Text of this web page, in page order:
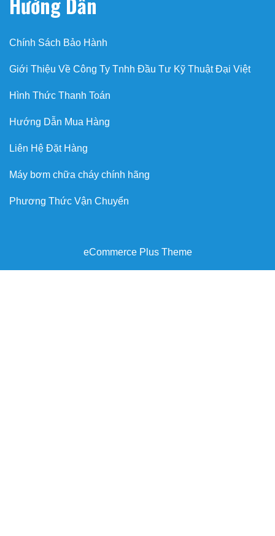
Hướng Dẫn
Chính Sách Bảo Hành
Giới Thiệu Về Công Ty Tnhh Đầu Tư Kỹ Thuật Đại Việt
Hình Thức Thanh Toán
Hướng Dẫn Mua Hàng
Liên Hệ Đặt Hàng
Máy bơm chữa cháy chính hãng
Phương Thức Vận Chuyển
eCommerce Plus Theme